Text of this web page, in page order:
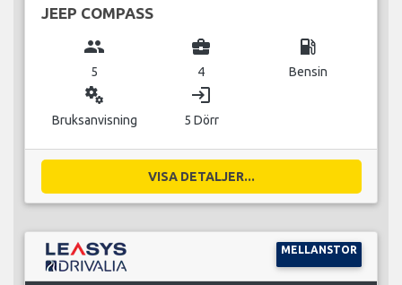
JEEP COMPASS
group
5
business_center
4
local_gas_station
Bensin
miscellaneous_services
Bruksanvisning
login
5 Dörr
VISA DETALJER...
MELLANSTOR